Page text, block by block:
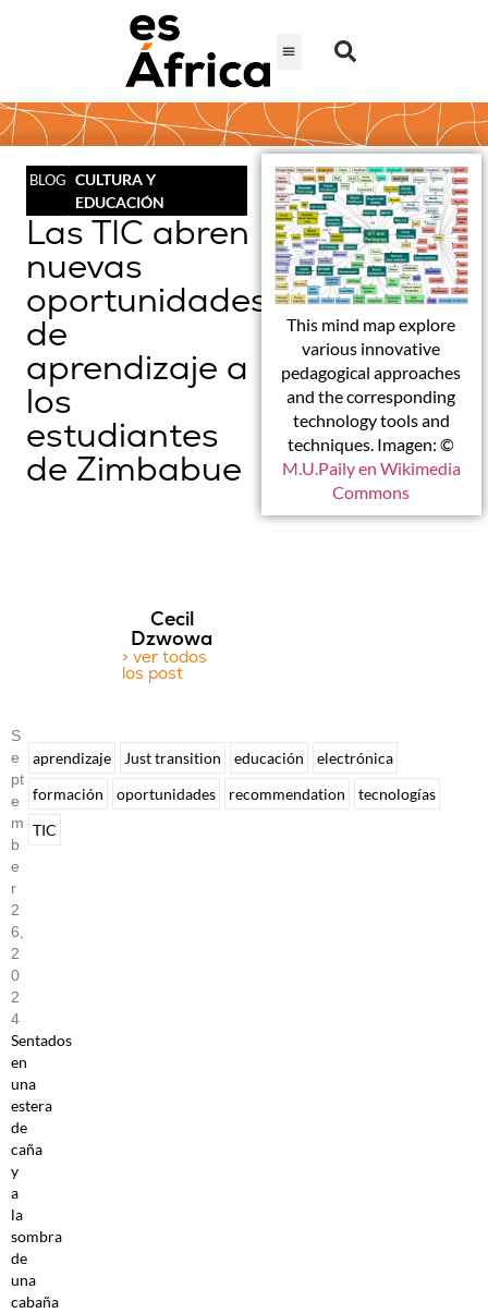
BLOG CULTURA Y
EDUCACIÓN
Las TIC abren
nuevas
oportunidades
de
aprendizaje a
los
estudiantes
de Zimbabue
This mind map explore
various innovative
pedagogical approaches
and the corresponding
technology tools and
techniques. Imagen: ©
M.U.Paily en Wikimedia
Commons
Cecil
Dzwowa
> ver todos
los post
S
E
Pt
E
M
B
E
R
2
6,
2
0
2
4
Sentados
en
una
estera
de
caña
y
a
la
sombra
de
una
cabaña
aprendizaje Just transition educación
electrónica
formación
oportunidades recommendation
tecnologías
TIC